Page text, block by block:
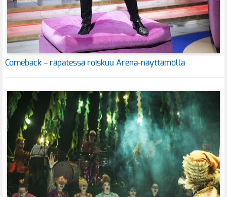
Comeback – räpätessä roiskuu Arena-näyttämöllä